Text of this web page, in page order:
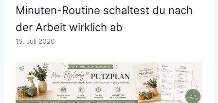
Minuten-Routine schaltest du nach
der Arbeit wirklich ab
15. Juli 2026